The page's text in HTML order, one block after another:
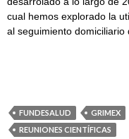
cual hemos explorado la
al seguimiento domiciliario
FUNDESALUD GRIMEX
REUNIONES CIENTÍFICAS